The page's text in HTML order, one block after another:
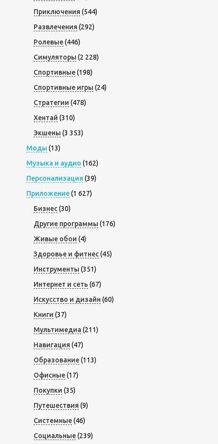
Приключения (544)
Развлечения (292)
Ролевые(446)
Симуляторы (2 228)
Спортивные(198)
Спортивные игры (24)
Стратегии (478)
Хентай (310)
Экшены (3 353)
Моды (13)
Музыка и аудио (162)
Персонализация (39)
Приложение(1 627)
Бизнес(30)
Другие программы (176)
Живые обои (4)
Здоровье и фитнес(45)
Инструменты (351)
Интернет и сеть (67)
Искусство и дизайн (60)
Книги (37)
Мультимедиа (211)
Навигация (47)
Образование(113)
Офисные(17)
Покупки (35)
Путешествия (9)
Системные(46)
Социальные(239)